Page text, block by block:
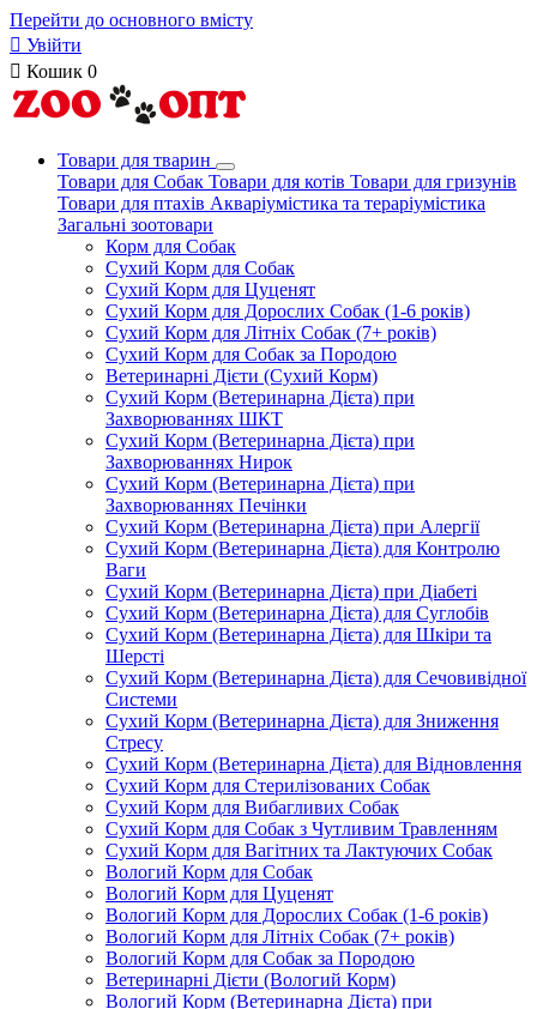
Перейти до основного вмісту
 Увійти
 Кошик 0
Товари для тварин
Товари для Собак Товари для котів Товари для гризунів
Товари для птахів Акваріумістика та тераріумістика
Загальні зоотовари
Корм для Собак
Сухий Корм для Собак
Сухий Корм для Цуценят
Сухий Корм для Дорослих Собак (1-6 років)
Сухий Корм для Літніх Собак (7+ років)
Сухий Корм для Собак за Породою
Ветеринарні Дієти (Сухий Корм)
Сухий Корм (Ветеринарна Дієта) при
Захворюваннях ШКТ
Сухий Корм (Ветеринарна Дієта) при
Захворюваннях Нирок
Сухий Корм (Ветеринарна Дієта) при
Захворюваннях Печінки
Сухий Корм (Ветеринарна Дієта) при Алергії
Сухий Корм (Ветеринарна Дієта) для Контролю
Ваги
Сухий Корм (Ветеринарна Дієта) при Діабеті
Сухий Корм (Ветеринарна Дієта) для Суглобів
Сухий Корм (Ветеринарна Дієта) для Шкіри та
Шерсті
Сухий Корм (Ветеринарна Дієта) для Сечовивідної
Системи
Сухий Корм (Ветеринарна Дієта) для Зниження
Стресу
Сухий Корм (Ветеринарна Дієта) для Відновлення
Сухий Корм для Стерилізованих Собак
Сухий Корм для Вибагливих Собак
Сухий Корм для Собак з Чутливим Травленням
Сухий Корм для Вагітних та Лактуючих Собак
Вологий Корм для Собак
Вологий Корм для Цуценят
Вологий Корм для Дорослих Собак (1-6 років)
Вологий Корм для Літніх Собак (7+ років)
Вологий Корм для Собак за Породою
Ветеринарні Дієти (Вологий Корм)
Вологий Корм (Ветеринарна Дієта) при